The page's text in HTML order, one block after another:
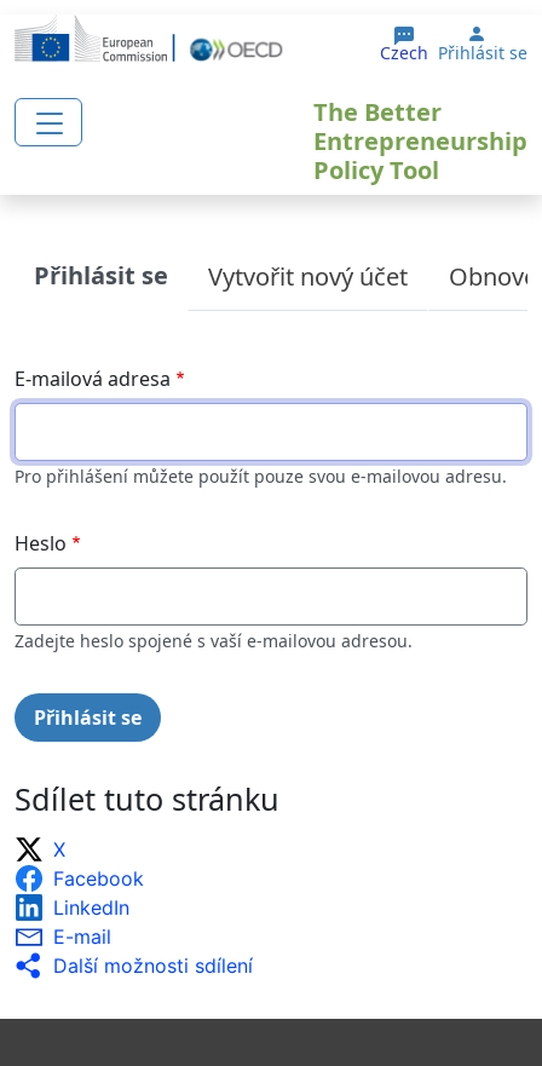
Přejít k hlavnímu obsahu
Czech User
Přihlásit se
The Better
Entrepreneurship
Policy Tool
Primary tabs
Přihlásit se Vytvořit nový účet
E-mailová adresa
Pro přihlášení můžete použít pouze svou e-mailovou adresu.
Heslo
Zadejte heslo spojené s vaší e-mailovou adresou.
Sdílet tuto stránku
X
Facebook
LinkedIn
E-mail
Další možnosti sdílení